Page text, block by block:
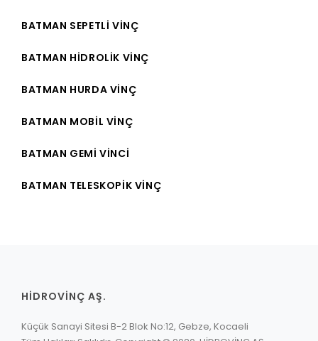
BATMAN SEPETLI VINÇ
BATMAN HIDROLIK VINÇ
BATMAN HURDA VINÇ
BATMAN MOBIL VINÇ
BATMAN GEMI VINCI
BATMAN TELESKOPIK VINÇ
HİDROVİNÇ AŞ.
Küçük Sanayi Sitesi B-2 Blok No:12, Gebze, Kocaeli